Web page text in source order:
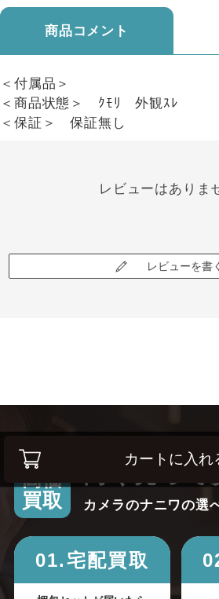
カートに入れ
商品コメント
＜付属品＞
＜商品状態＞ ｸﾓﾘ 外観ｽﾚ
＜保証＞ 保証無し
レビューはありま
レビューを書く
高価
買取
高く売って
カメラのナニワの選
01.宅配買取